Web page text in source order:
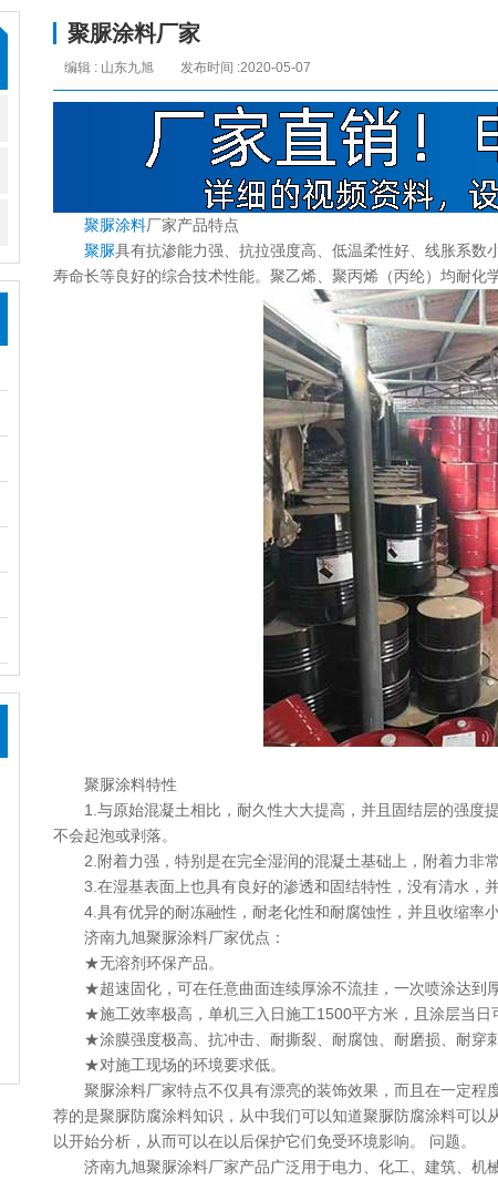
聚脲涂料厂家
编辑 : 山东九旭 发布时间 :2020-05-07
聚脲涂料厂家产品特点
聚脲具有抗渗能力强、抗拉强度高、低温柔性好、线胀系数
寿命长等良好的综合技术性能。聚乙烯、聚丙烯（丙纶）均耐化
聚脲涂料特性
1.与原始混凝土相比，耐久性大大提高，并且固结层的强度
不会起泡或剥落。
2.附着力强，特别是在完全湿润的混凝土基础上，附着力非常
3.在湿基表面上也具有良好的渗透和固结特性，没有清水，并
4.具有优异的耐冻融性，耐老化性和耐腐蚀性，并且收缩率小
济南九旭聚脲涂料厂家优点：
★无溶剂环保产品。
★超速固化，可在任意曲面连续厚涂不流挂，一次喷涂达到厚
★施工效率极高，单机三入日施工1500平方米，且涂层当日
★涂膜强度极高、抗冲击、耐撕裂、耐腐蚀、耐磨损、耐穿刺
★对施工现场的环境要求低。
聚脲涂料厂家特点不仅具有漂亮的装饰效果，而且在一定程
荐的是聚脲防腐涂料知识，从中我们可以知道聚脲防腐涂料可
以开始分析，从而可以在以后保护它们免受环境影响。 问题。
济南九旭聚脲涂料厂家产品广泛用于电力、化工、建筑、机